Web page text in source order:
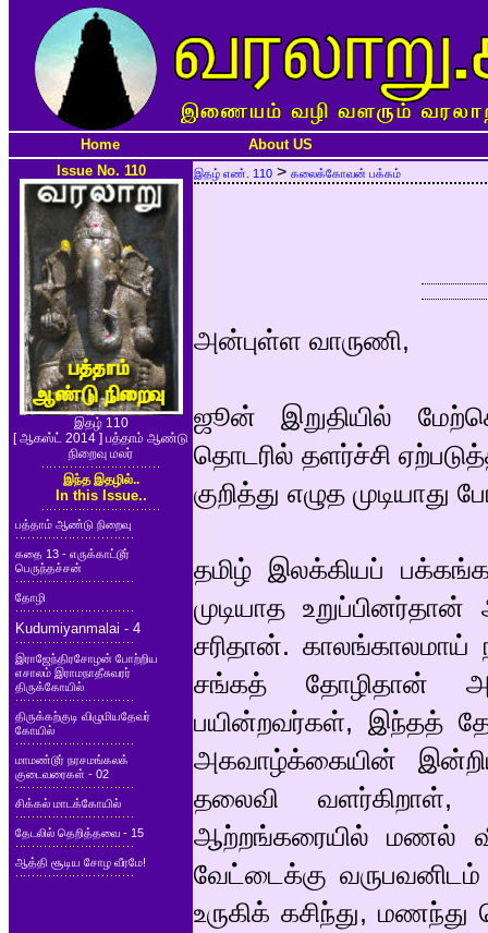
Home
About US
Issue No. 110
இதழ் 110
[ ஆகஸ்ட் 2014 ] பத்தாம் ஆண்டு
நிறைவு மலர்
இந்த இதழில்..
In this Issue..
பத்தாம் ஆண்டு நிறைவு
கதை 13 - எருக்காட்டூர்
பெருந்தச்சன்
தோழி
Kudumiyanmalai - 4
இராஜேந்திரசோழன் போற்றிய
எசாலம் இராமநாதீசுவரர்
திருக்கோயில்
திருக்கற்குடி விழுமியதேவர்
கோயில்
மாமண்டூர் நரசமங்கலக்
குடைவரைகள் - 02
சிக்கல் மாடக்கோயில்
தேடலில் தெறித்தவை - 15
ஆத்தி சூடிய சோழ வீரமே!
இதழ் எண். 110 > கலைக்கோவன் பக்கம்
அன்புள்ள வாருணி,
ஜூன் இறுதியில்
தொடரில் தளர்ச்சி
குறித்து எழுத முடியாது
தமிழ் இலக்கியப்
முடியாத
சரிதான். காலங்காலமாய்
சங்கத் தோழிதான்
பயின்றவர்கள், இந்தத்
அகவாழ்க்கையின்
தலைவி
ஆற்றங்கரையில் மணல்
வேட்டைக்கு
உருகிக் கசிந்து,